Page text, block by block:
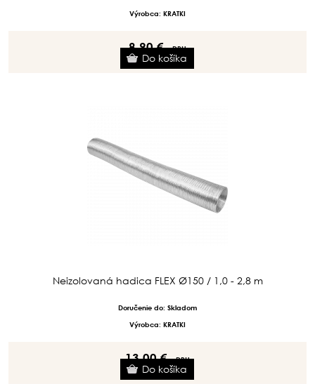
Výrobca: KRATKI
8.90 €s DPH
Neizolovaná hadica FLEX Ø150 / 1,0 - 2,8 m
Doručenie do: Skladom
Výrobca: KRATKI
13.00 €s DPH